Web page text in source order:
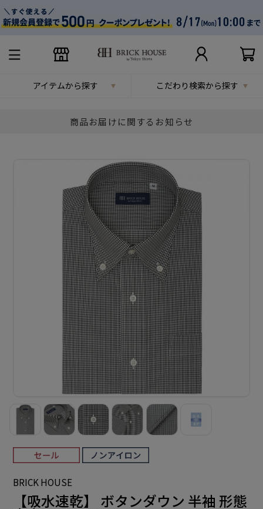
アイテムから探す こだわり検索から探す
商品お届けに関するお知らせ
BRICK HOUSE
【吸水速乾】 ボタンダウン 半袖 形態